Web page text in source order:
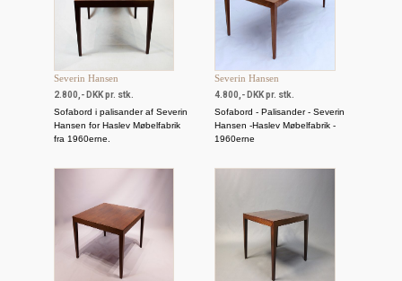
Severin Hansen
2.800,- DKK pr. stk.
Sofabord i palisander af Severin
Hansen for Haslev Møbelfabrik
fra 1960erne.
Severin Hansen
4.800,- DKK pr. stk.
Sofabord - Palisander - Severin
Hansen -Haslev Møbelfabrik -
1960erne